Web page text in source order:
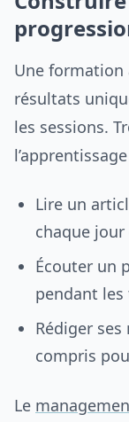
Une formation
résultats
les sessions.
Lire un
chaque
Écouter un
pendant
Rédiger
compris
Le